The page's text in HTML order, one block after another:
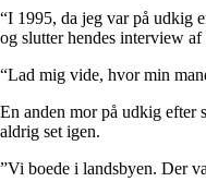
“I 1995, da jeg var på udkig
og slutter hendes interview af
“Lad mig vide, hvor min
En anden mor på udkig
aldrig set igen.
”Vi boede i landsbyen. Der